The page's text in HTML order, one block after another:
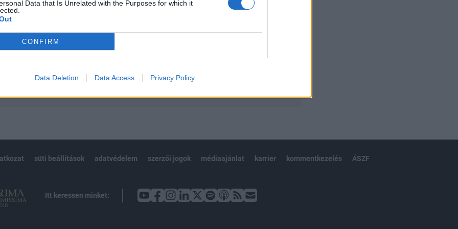
Data that Is Unrelated with the Purposes for which it
CONFIRM
Data Deletion Data Access Privacy Policy
cikkarchívum
elmúlt 2 év napon belüli
Előfizetés
süti beállítások adatvédelem szerzői jogok médiaajánlat karrier kommentkezelés ÁSZF
Itt keressen minket: